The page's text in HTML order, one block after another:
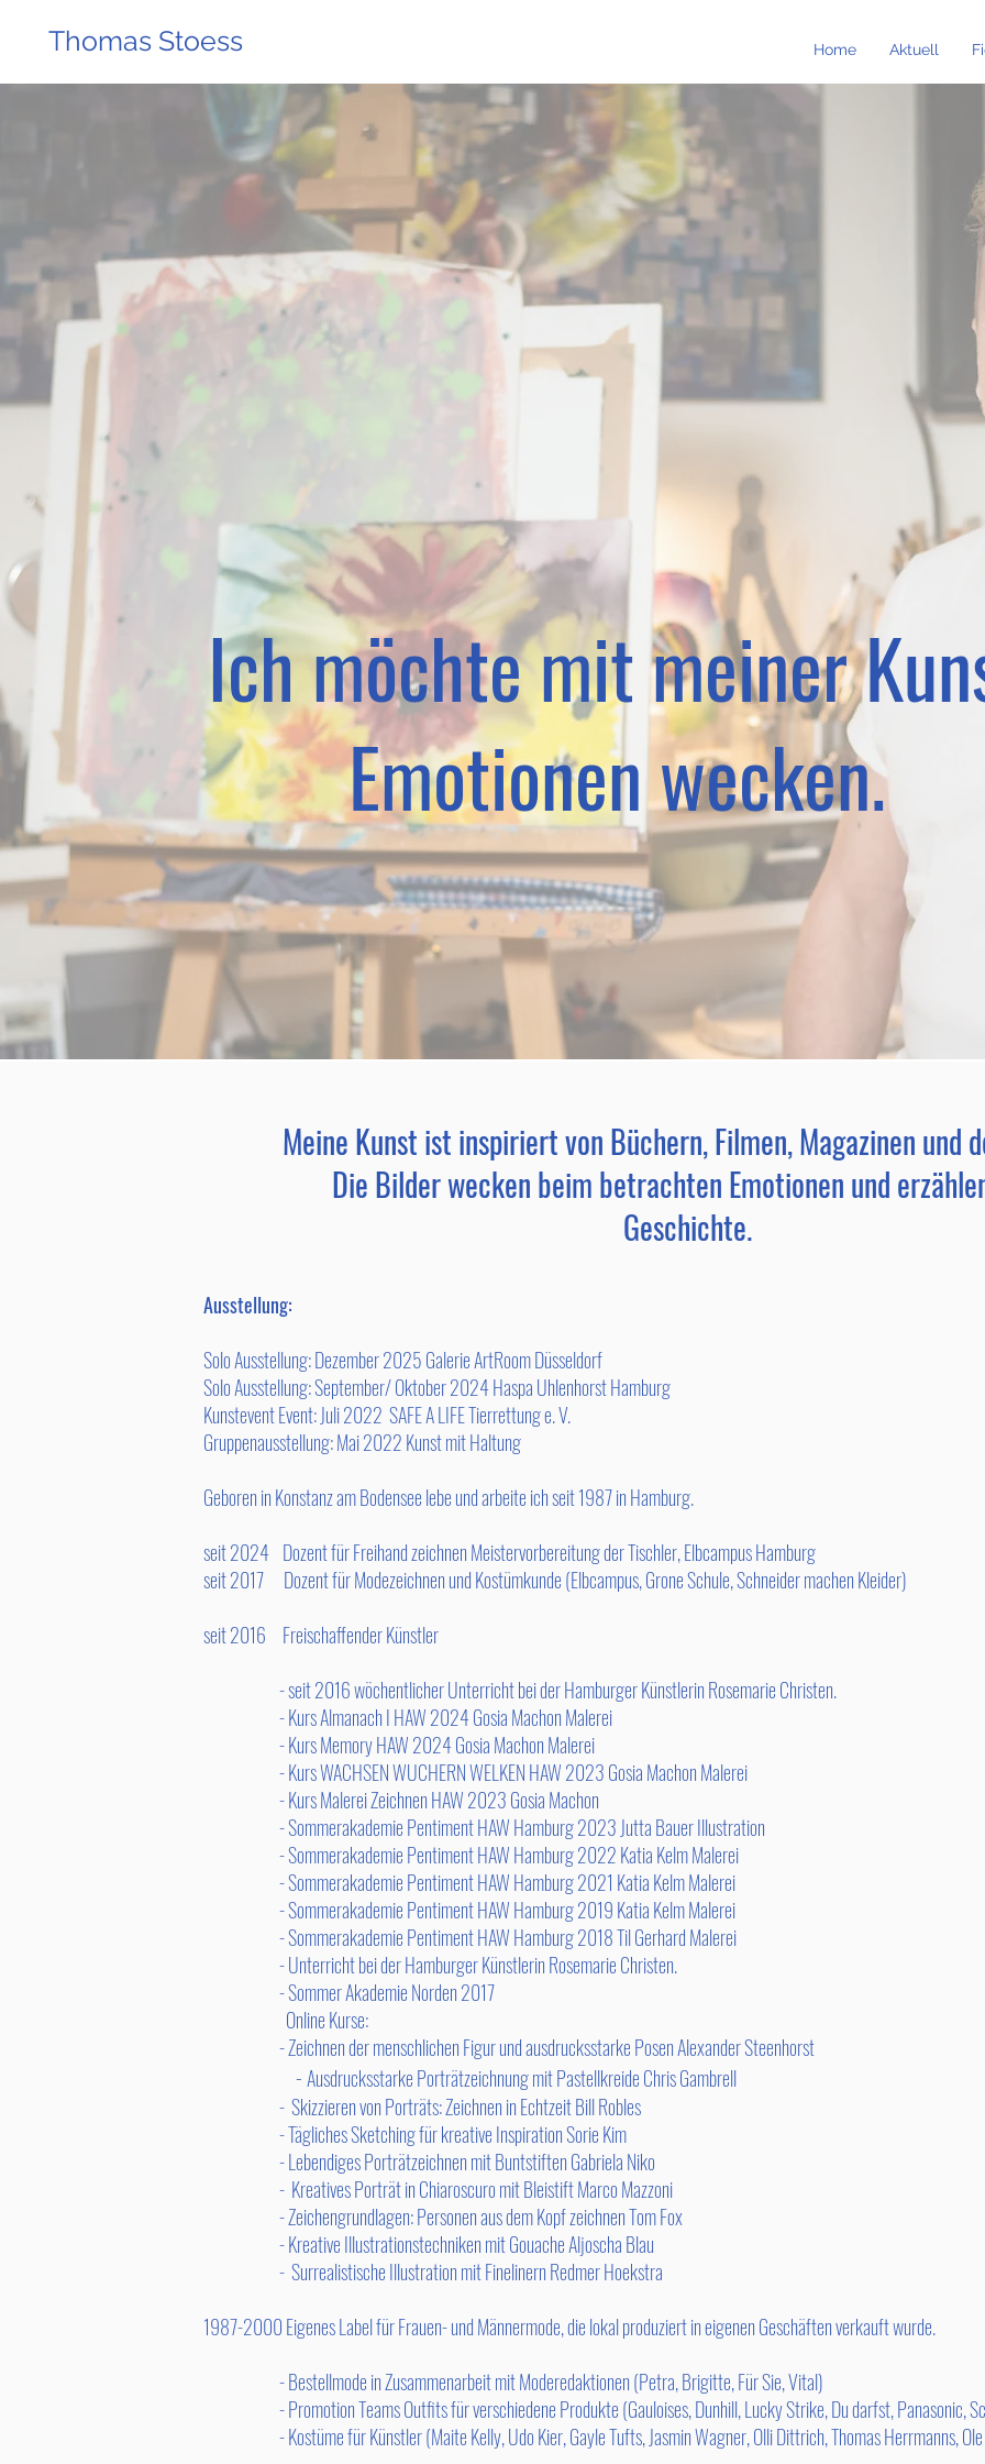
Thomas Stoess Home Aktuell
Ich möchte mit meiner
Emotionen wecken.
Meine Kunst ist inspiriert von Büchern, Filmen, Magazinen und
Die Bilder wecken beim betrachten Emotionen und
Geschichte.
Ausstellung:
Solo Ausstellung: Dezember 2025 Galerie ArtRoom Düsseldorf
Solo Ausstellung: September/ Oktober 2024 Haspa Uhlenhorst Hamburg
Kunstevent Event: Juli 2022 SAFE A LIFE Tierrettung e. V.
Gruppenausstellung: Mai 2022 Kunst mit Haltung
Geboren in Konstanz am Bodensee lebe und arbeite ich seit 1987 in Hamburg.
seit 2024 Dozent für Freihand zeichnen Meistervorbereitung der Tischler, Elbcampus Hamburg​
seit 2017 Dozent für Modezeichnen und Kostümkunde (Elbcampus, Grone Schule, Schneider machen Kleider)
seit 2016 Freischaffender Künstler
- seit 2016 wöchentlicher Unterricht bei der Hamburger Künstlerin Rosemarie Christen.
-Kurs Almanach I HAW 2024 Gosia Machon Malerei
- Kurs Memory HAW 2024 Gosia Machon Malerei
- Kurs WACHSEN WUCHERN WELKEN HAW 2023 Gosia Machon Malerei
- Kurs Malerei Zeichnen HAW 2023 Gosia Machon
- Sommerakademie Pentiment HAW Hamburg 2023 Jutta Bauer Illustration
- Sommerakademie Pentiment HAW Hamburg 2022 Katia Kelm Malerei
- Sommerakademie Pentiment HAW Hamburg 2021 Katia Kelm Malerei
- Sommerakademie Pentiment HAW Hamburg 2019 Katia Kelm Malerei
- Sommerakademie Pentiment HAW Hamburg 2018 Til Gerhard Malerei
- Unterricht bei der Hamburger Künstlerin Rosemarie Christen.
- Sommer Akademie Norden 2017
Online Kurse:
-Zeichnen der menschlichen Figur und ausdrucksstarke PosenAlexander Steenhorst
-Ausdrucksstarke Porträtzeichnung mit PastellkreideChris Gambrell
- Skizzieren von Porträts: Zeichnen in EchtzeitBill Robles
-Tägliches Sketching für kreative InspirationSorie Kim
-Lebendiges Porträtzeichnen mit BuntstiftenGabriela Niko
- Kreatives Porträt in Chiaroscuro mit BleistiftMarco Mazzoni
-Zeichengrundlagen: Personen aus dem Kopf zeichnen Tom Fox
-Kreative Illustrationstechniken mit GouacheAljoscha Blau
- Surrealistische Illustration mit FinelinernRedmer Hoekstra
1987-2000 Eigenes Label für Frauen- und Männermode, die lokal produziert in eigenen Geschäften verkauft wurde.
- Bestellmode in Zusammenarbeit mit Moderedaktionen (Petra, Brigitte, Für Sie, Vital)
- Promotion Teams Outfits für verschiedene Produkte (Gauloises, Dunhill, Lucky Strike, Du darfst, Panasonic,
- Kostüme für Künstler (Maite Kelly, Udo Kier, Gayle Tufts, Jasmin Wagner, Olli Dittrich, Thomas Herrmanns, Ole